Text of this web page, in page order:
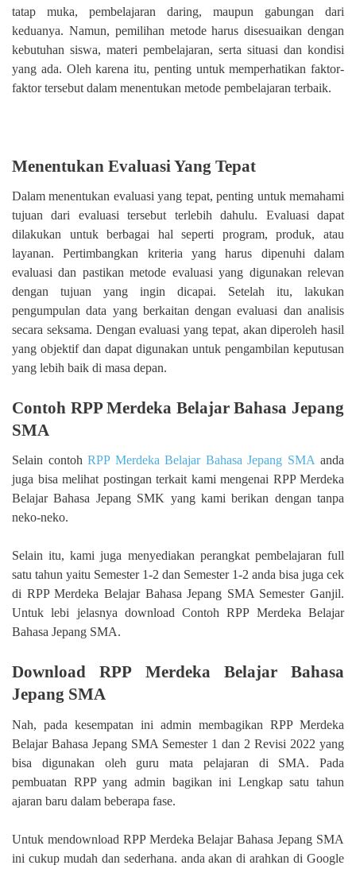
tatap muka, pembelajaran daring, maupun gabungan dari
keduanya. Namun, pemilihan metode harus disesuaikan dengan
kebutuhan siswa, materi pembelajaran, serta situasi dan kondisi
yang ada. Oleh karena itu, penting untuk memperhatikan faktor-
faktor tersebut dalam menentukan metode pembelajaran terbaik.
Menentukan Evaluasi Yang Tepat
Dalam menentukan evaluasi yang tepat, penting untuk memahami
tujuan dari evaluasi tersebut terlebih dahulu. Evaluasi dapat
dilakukan untuk berbagai hal seperti program, produk, atau
layanan. Pertimbangkan kriteria yang harus dipenuhi dalam
evaluasi dan pastikan metode evaluasi yang digunakan relevan
dengan tujuan yang ingin dicapai. Setelah itu, lakukan
pengumpulan data yang berkaitan dengan evaluasi dan analisis
secara seksama. Dengan evaluasi yang tepat, akan diperoleh hasil
yang objektif dan dapat digunakan untuk pengambilan keputusan
yang lebih baik di masa depan.
Contoh RPP Merdeka Belajar Bahasa Jepang
SMA
Selain contohRPP Merdeka Belajar Bahasa Jepang SMAanda
juga bisa melihat postingan terkait kami mengenai RPP Merdeka
Belajar Bahasa Jepang SMK yang kami berikan dengan tanpa
neko-neko.
Selain itu, kami juga menyediakan perangkat pembelajaran full
satu tahun yaitu Semester 1-2 dan Semester 1-2 anda bisa juga cek
di RPP Merdeka Belajar Bahasa Jepang SMA Semester Ganjil.
Untuk lebi jelasnya download Contoh RPP Merdeka Belajar
Bahasa Jepang SMA.
Download RPP Merdeka Belajar Bahasa
Jepang SMA
Nah, pada kesempatan ini admin membagikan RPP Merdeka
Belajar Bahasa Jepang SMA Semester 1 dan 2 Revisi 2022 yang
bisa digunakan oleh guru mata pelajaran di SMA. Pada
pembuatan RPP yang admin bagikan ini Lengkap satu tahun
ajaran baru dalam beberapa fase.
Untuk mendownload RPP Merdeka Belajar Bahasa Jepang SMA
ini cukup mudah dan sederhana. anda akan di arahkan di Google